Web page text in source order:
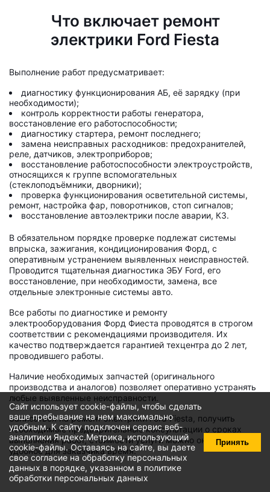
Что включает ремонт
электрики Ford Fiesta
Выполнение работ предусматривает:
диагностику функционирования АБ, её зарядку (при
необходимости);
контроль корректности работы генератора,
восстановление его работоспособности;
диагностику стартера, ремонт последнего;
замена неисправных расходников: предохранителей,
реле, датчиков, электроприборов;
восстановление работоспособности электроустройств,
относящихся к группе вспомогательных
(стеклоподъёмники, дворники);
проверка функционирования осветительной системы,
ремонт, настройка фар, поворотников, стоп сигналов;
восстановление автоэлектрики после аварии, КЗ.
В обязательном порядке проверке подлежат системы
впрыска, зажигания, кондиционирования Форд, с
оперативным устранением выявленных неисправностей.
Проводится тщательная диагностика ЭБУ Ford, его
восстановление, при необходимости, замена, все
отдельные электронные системы авто.
Все работы по диагностике и ремонту
электрооборудования Форд Фиеста проводятся в строгом
соответствии с рекомендациями производителя. Их
качество подтверждается гарантией техцентра до 2 лет,
проводившего работы.
Наличие необходимых запчастей (оригинального
производства и аналогов) позволяет оперативно устранять
любые выявленные неисправности.
Записаться на ремонт электрики Ford Fiesta, получить
необходимые предварительные консультации о сроках
выполнения работ, стоимости услуги можно онлайн в
удобное для заказчика время.
Сайт использует cookie-файлы, чтобы сделать
ваше пребывание на нем максимально
удобным. К cайту подключен сервис веб-
аналитики Яндекс.Метрика, использующий
cookie-файлы. Оставаясь на сайте, вы даете
своесогласие на обработку персональных
данных в порядке, указанном в политике
обработки персональных данных
Принять